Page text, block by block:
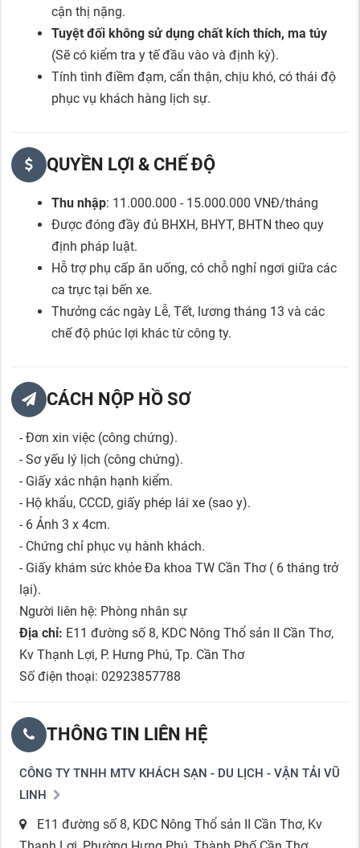
cận thị nặng.
Tuyệt đối không sử dụng chất kích thích, ma túy
(Sẽ có kiểm tra y tế đầu vào và định kỳ).
Tính tình điềm đạm, cẩn thận, chịu khó, có thái độ
phục vụ khách hàng lịch sự.
QUYỀN LỢI & CHẾ ĐỘ
Thu nhập: 11.000.000 - 15.000.000 VNĐ/tháng
Được đóng đầy đủ BHXH, BHYT, BHTN theo quy
định pháp luật.
Hỗ trợ phụ cấp ăn uống, có chỗ nghỉ ngơi giữa các
ca trực tại bến xe.
Thưởng các ngày Lễ, Tết, lương tháng 13 và các
chế độ phúc lợi khác từ công ty.
CÁCH NỘP HỒ SƠ
- Đơn xin việc (công chứng).
- Sơ yếu lý lịch (công chứng).
- Giấy xác nhận hạnh kiểm.
- Hộ khẩu, CCCD, giấy phép lái xe (sao y).
- 6 Ảnh 3 x 4cm.
- Chứng chỉ phục vụ hành khách.
- Giấy khám sức khỏe Đa khoa TW Cần Thơ ( 6 tháng trở
lại).
Người liên hệ: Phòng nhân sự
Địa chỉ: E11 đường số 8, KDC Nông Thổ sản II Cần Thơ,
Kv Thạnh Lợi, P. Hưng Phú, Tp. Cần Thơ
Số điện thoại: 02923857788
THÔNG TIN LIÊN HỆ
CÔNG TY TNHH MTV KHÁCH SẠN - DU LỊCH - VẬN TẢI VŨ
LINH
E11 đường số 8, KDC Nông Thổ sản II Cần Thơ, Kv